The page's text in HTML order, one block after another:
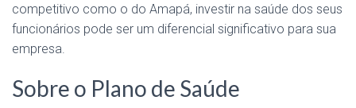
competitivo como o do Amapá, investir na saúde dos seus
funcionários pode ser um diferencial significativo para sua
empresa.
Sobre o Plano de Saúde